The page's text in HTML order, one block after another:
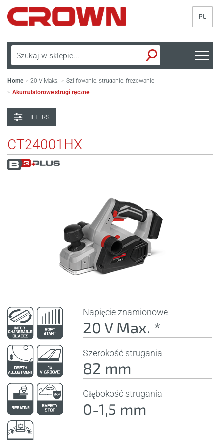
PL
Home > 20 V Maks. > Szlifowanie, struganie, frezowanie
> Akumulatorowe strugi ręczne
FILTERS
CT24001HX
Napięcie znamionowe
20 V Max. *
Szerokość strugania
82 mm
Głębokość strugania
0-1,5 mm